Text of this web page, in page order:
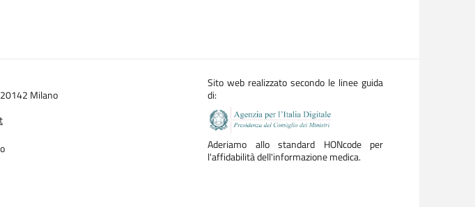
Milano
Sito web realizzato secondo le linee guida
di:
Aderiamo allo standard HONcode per
l'affidabilità dell'informazione medica.